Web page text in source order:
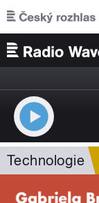
Přejít k hlavnímu
Technologie